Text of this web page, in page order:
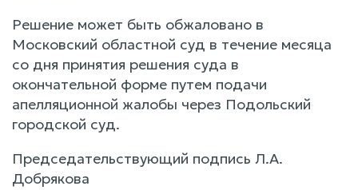
Решение может быть обжаловано в
Московский областной суд в течение месяца
со дня принятия решения суда в
окончательной форме путем подачи
апелляционной жалобы через Подольский
городской суд.
Председательствующий подпись Л.А.
Добрякова